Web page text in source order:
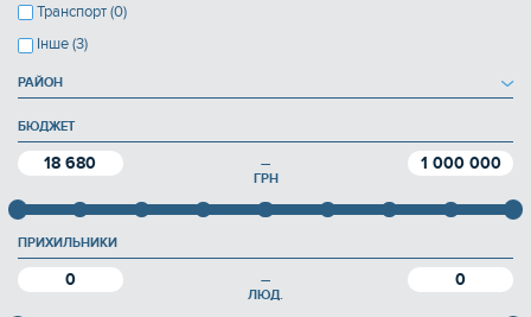
Транспорт (0)
Інше (3)
РАЙОН
БЮДЖЕТ
18 680 — 1 000 000
ГРН
ПРИХИЛЬНИКИ
0 — 0
ЛЮД.